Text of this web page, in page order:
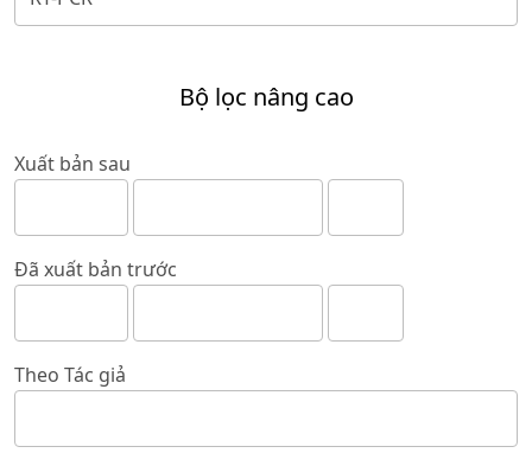
Bộ lọc nâng cao
Xuất bản sau
Đã xuất bản trước
Theo Tác giả